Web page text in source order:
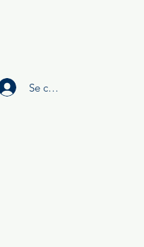
Se connecter